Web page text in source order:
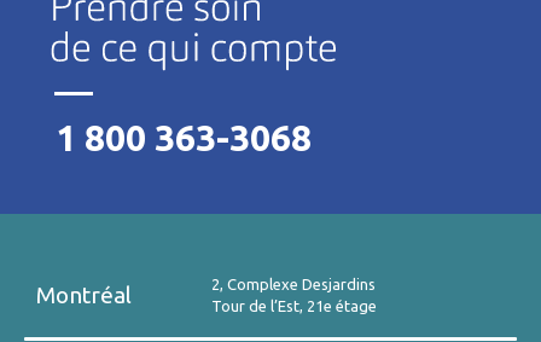
1 800 363-3068
Montréal
2, Complexe Desjardins
Tour de l’Est, 21e étage